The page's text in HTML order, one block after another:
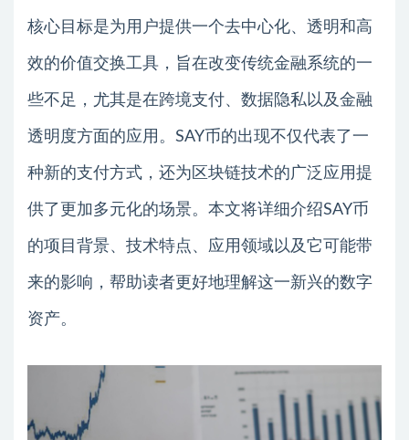
核心目标是为用户提供一个去中心化、透明和高
效的价值交换工具，旨在改变传统金融系统的一
些不足，尤其是在跨境支付、数据隐私以及金融
透明度方面的应用。SAY币的出现不仅代表了一
种新的支付方式，还为区块链技术的广泛应用提
供了更加多元化的场景。本文将详细介绍SAY币
的项目背景、技术特点、应用领域以及它可能带
来的影响，帮助读者更好地理解这一新兴的数字
资产。